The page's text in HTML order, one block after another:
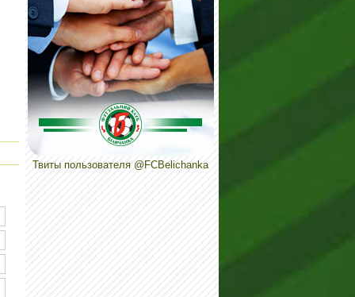
Твиты пользователя @FCBelichanka